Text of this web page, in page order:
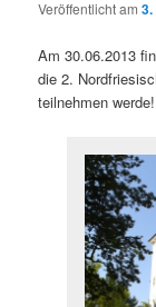
Veröffentlicht am
Am 30.06.2013
die 2.
teilnehmen werde!